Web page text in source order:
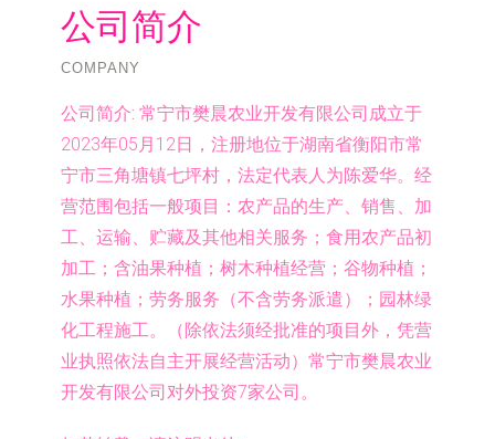
公司简介
COMPANY
公司简介: 常宁市樊晨农业开发有限公司成立于
2023年05月12日，注册地位于湖南省衡阳市常
宁市三角塘镇七坪村，法定代表人为陈爱华。经
营范围包括一般项目：农产品的生产、销售、加
工、运输、贮藏及其他相关服务；食用农产品初
加工；含油果种植；树木种植经营；谷物种植；
水果种植；劳务服务（不含劳务派遣）；园林绿
化工程施工。（除依法须经批准的项目外，凭营
业执照依法自主开展经营活动）常宁市樊晨农业
开发有限公司对外投资7家公司。